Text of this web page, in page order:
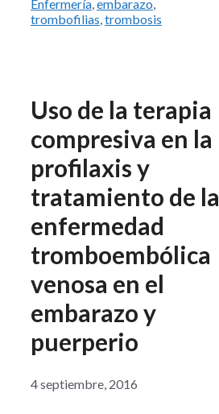
Enfermería,embarazo,
trombofilias,trombosis
Uso de la terapia
compresiva en la
profilaxis y
tratamiento de la
enfermedad
tromboembólica
venosa en el
embarazo y
puerperio
4 septiembre, 2016